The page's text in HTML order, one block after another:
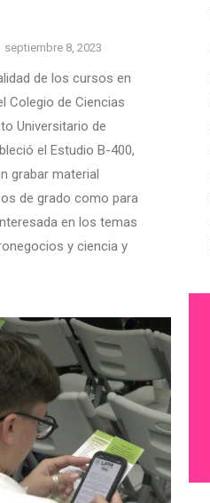
septiembre 8, 2023
de los cursos en
Colegio de Ciencias
Universitario de
el Estudio B-400,
grabar material
de grado como para
en los temas
y ciencia y